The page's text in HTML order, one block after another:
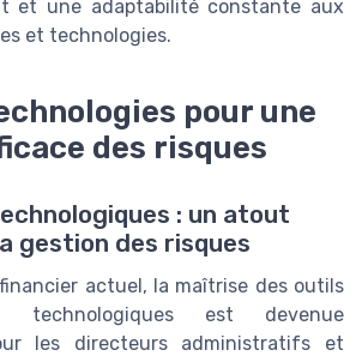
et une adaptabilité constante aux
et technologies.
pour une
des risques
: un atout
gestion des risques
actuel, la maîtrise des outils
technologiques est devenue
les directeurs administratifs et